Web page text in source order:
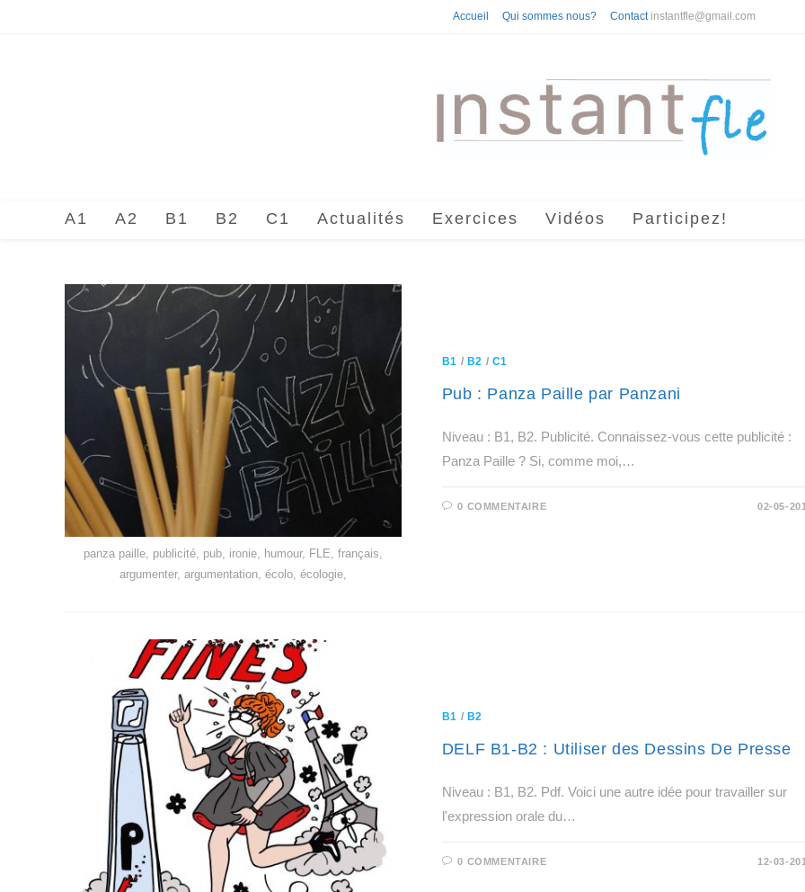
Accueil Qui sommes nous? Contact instantfle@gmail.com
A1 A2 B1 B2 C1 Actualités Exercices Vidéos Participez!
panza paille, publicité, pub, ironie, humour, FLE, français,
argumenter, argumentation, écolo, écologie,
B1 / B2 / C1
Pub : Panza Paille par Panzani
Niveau : B1, B2. Publicité. Connaissez-vous cette publicité :
Panza Paille ? Si, comme moi,…
0 COMMENTAIRE 02-05-
B1 / B2
DELF B1-B2 : Utiliser des Dessins De Presse
Niveau : B1, B2. Pdf. Voici une autre idée pour travailler sur
l'expression orale du…
0 COMMENTAIRE 12-03-